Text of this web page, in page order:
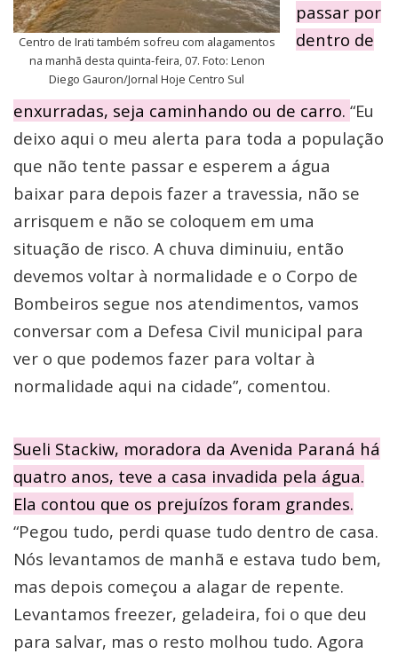
Centro de Irati também sofreu com alagamentos
na manhã desta quinta-feira, 07. Foto: Lenon
Diego Gauron/Jornal Hoje Centro Sul
passar por
dentro de
enxurradas, seja caminhando ou de carro. “Eu
deixo aqui o meu alerta para toda a população
que não tente passar e esperem a água
baixar para depois fazer a travessia, não se
arrisquem e não se coloquem em uma
situação de risco. A chuva diminuiu, então
devemos voltar à normalidade e o Corpo de
Bombeiros segue nos atendimentos, vamos
conversar com a Defesa Civil municipal para
ver o que podemos fazer para voltar à
normalidade aqui na cidade”, comentou.
Sueli Stackiw, moradora da Avenida Paraná há
quatro anos, teve a casa invadida pela água.
Ela contou que os prejuízos foram grandes.
“Pegou tudo, perdi quase tudo dentro de casa.
Nós levantamos de manhã e estava tudo bem,
mas depois começou a alagar de repente.
Levantamos freezer, geladeira, foi o que deu
para salvar, mas o resto molhou tudo. Agora